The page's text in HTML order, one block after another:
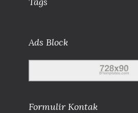
Ads Block
Formulir Kontak